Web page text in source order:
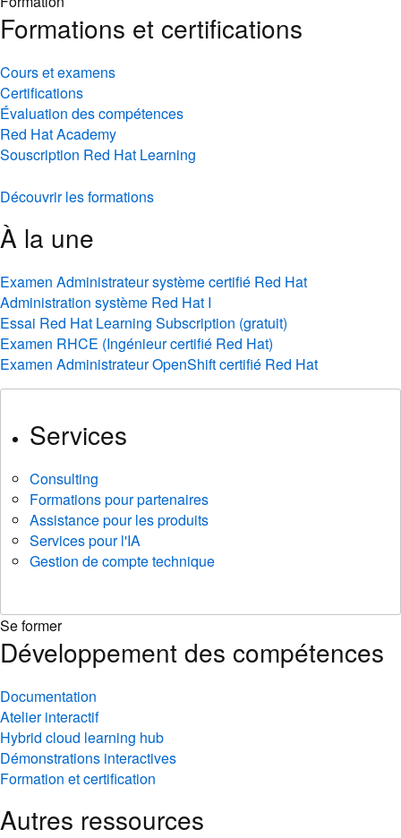
Formations et certifications
Cours et examens
Certifications
Évaluation des compétences
Red Hat Academy
Souscription Red Hat Learning
Découvrir les formations
À la une
Examen Administrateur système certifié Red Hat
Administration système Red Hat I
Essai Red Hat Learning Subscription (gratuit)
Examen RHCE (Ingénieur certifié Red Hat)
Examen Administrateur OpenShift certifié Red Hat
Services
Consulting
Formations pour partenaires
Assistance pour les produits
Services pour l'IA
Gestion de compte technique
Se former
Développement des compétences
Documentation
Atelier interactif
Hybrid cloud learning hub
Démonstrations interactives
Formation et certification
Autres ressources